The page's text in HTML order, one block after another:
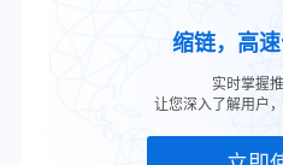
缩链，高
实时掌握
让您深入了解用户